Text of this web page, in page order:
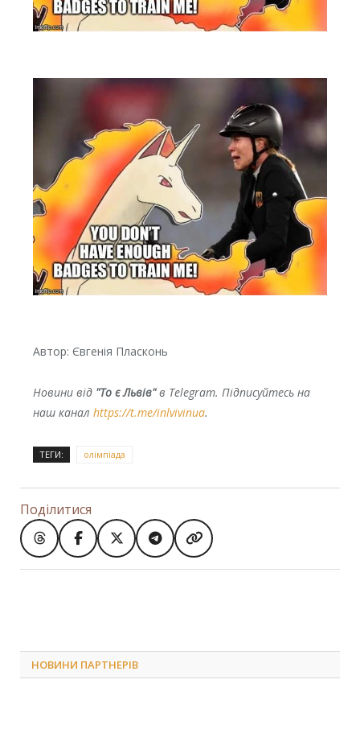
Автор: Євгенія Пласконь
Новини від "То є Львів"в Telegram. Підписуйтесь на
наш канал https://t.me/inlvivinua.
ТЕГИ: олімпіада
Поділитися
НОВИНИ ПАРТНЕРІВ